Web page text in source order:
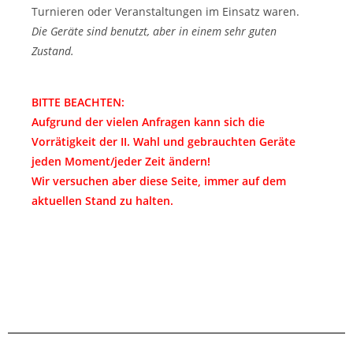
Turnieren oder Veranstaltungen im Einsatz waren.
Die Geräte sind benutzt, aber in einem sehr guten
Zustand.
BITTE BEACHTEN:
Aufgrund der vielen Anfragen kann sich die
Vorrätigkeit der II. Wahl und gebrauchten Geräte
jeden Moment/jeder Zeit ändern!
Wir versuchen aber diese Seite, immer auf dem
aktuellen Stand zu halten.